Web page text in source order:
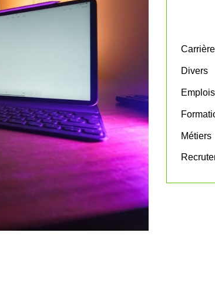
o
Carrière
Divers
Emplois
Métiers